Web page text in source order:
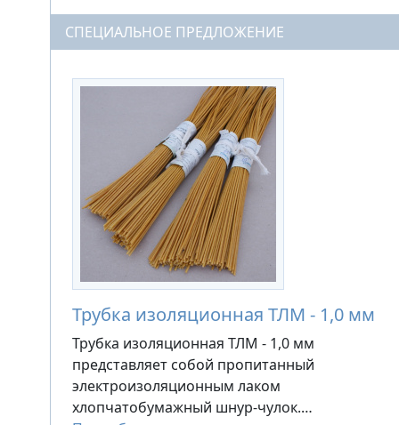
СПЕЦИАЛЬНОЕ ПРЕДЛОЖЕНИЕ
Трубка изоляционная ТЛМ - 1,0 мм
Трубка изоляционная ТЛМ - 1,0 мм
представляет собой пропитанный
электроизоляционным лаком
хлопчатобумажный шнур-чулок.…